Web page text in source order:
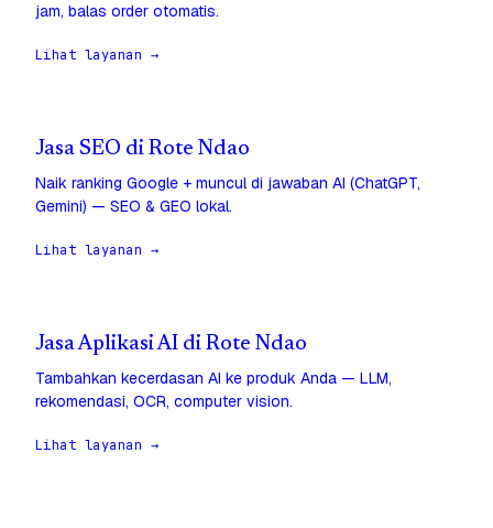
jam, balas order otomatis.
Lihat layanan →
Jasa SEO di Rote Ndao
Naik ranking Google + muncul di jawaban AI (ChatGPT,
Gemini) — SEO & GEO lokal.
Lihat layanan →
Jasa Aplikasi AI di Rote Ndao
Tambahkan kecerdasan AI ke produk Anda — LLM,
rekomendasi, OCR, computer vision.
Lihat layanan →